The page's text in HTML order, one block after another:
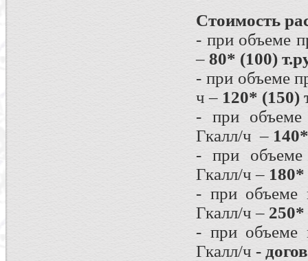
Стоимость
- при объеме
– 80* (100)
- при объеме
ч – 120* (150)
- при
Гкалл/ч –
- при объеме
Гкалл/ч – 180*
- при объеме
Гкалл/ч – 250*
- при объеме
Гкалл/ч -